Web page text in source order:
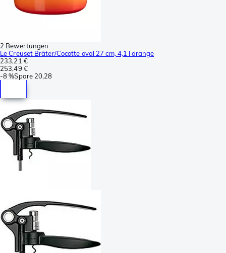
2 Bewertungen
Le Creuset Bräter/Cocotte oval 27 cm, 4,1 l orange
233,21 €
253,49 €
-8 %Spare 20,28